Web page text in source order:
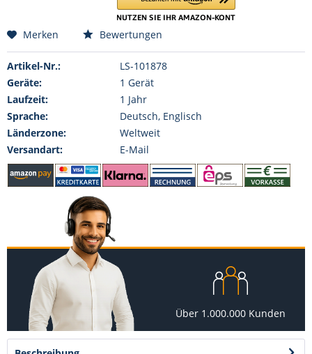
Merken Bewertungen
Artikel-Nr.:
LS-101878
Geräte:
1 Gerät
Laufzeit:
1 Jahr
Sprache:
Deutsch, Englisch
Länderzone:
Weltweit
Versandart:
E-Mail
Über 1.000.000 Kunden